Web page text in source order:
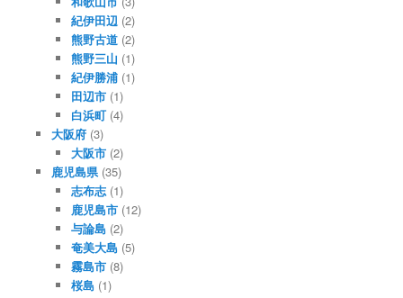
紀伊田辺 (2)
熊野古道 (2)
熊野三山 (1)
紀伊勝浦 (1)
田辺市 (1)
白浜町 (4)
大阪府(3)
大阪市 (2)
鹿児島県(35)
志布志(1)
鹿児島市 (12)
与論島 (2)
奄美大島 (5)
霧島市 (8)
桜島 (1)